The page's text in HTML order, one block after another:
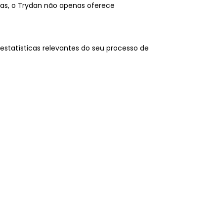
o Trydan não apenas oferece
relevantes do seu processo de